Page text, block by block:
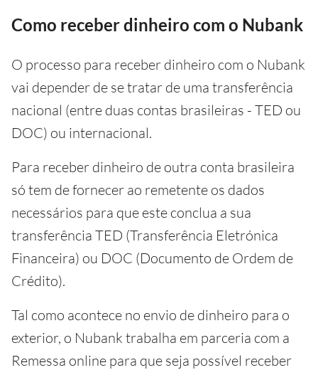
Como receber dinheiro com o Nubank
O processo para receber dinheiro com o Nubank
vai depender de se tratar de uma transferência
nacional (entre duas contas brasileiras - TED ou
DOC) ou internacional.
Para receber dinheiro de outra conta brasileira
só tem de fornecer ao remetente os dados
necessários para que este conclua a sua
transferência TED (Transferência Eletrónica
Financeira) ou DOC (Documento de Ordem de
Crédito).
Tal como acontece no envio de dinheiro para o
exterior, o Nubank trabalha em parceria com a
Remessa online para que seja possível receber